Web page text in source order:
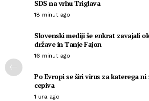
SDS na vrhu Triglava
18 minut ago
Slovenski mediji še enkrat zavajali
države in Tanje Fajon
16 minut ago
Po Evropi se širi virus za katerega
cepiva
1 ura ago